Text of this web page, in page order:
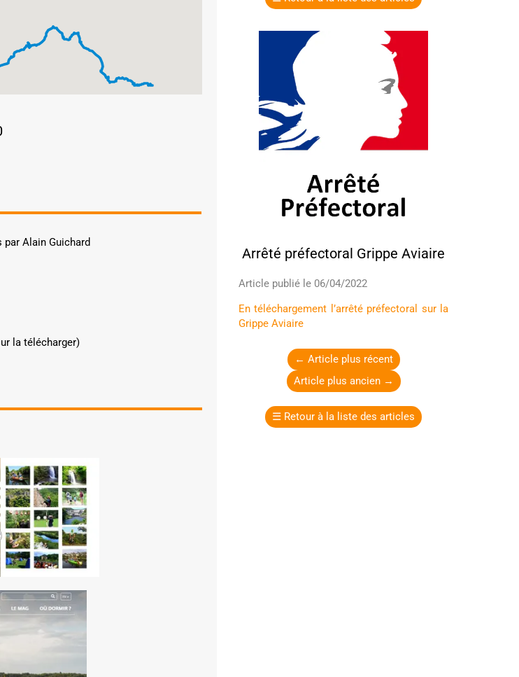
Arrêté préfectoral Grippe Aviaire
Article publié le 06/04/2022
En téléchargement l’arrêté préfectoral sur la
Grippe Aviaire
← Article plus récent
Article plus ancien→
☰ Retour à la liste des articles
Alain Guichard
la télécharger)